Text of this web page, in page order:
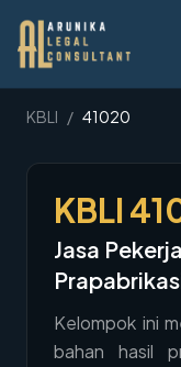
Layanan
Peraturan
KBLI
Tentang
Penawaran
KBLI / 41020
KBLI
Jasa
Kelompok ini
bahan hasil